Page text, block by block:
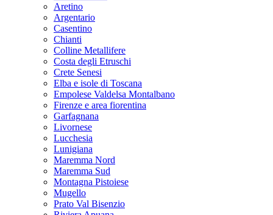
Aretino
Argentario
Casentino
Chianti
Colline Metallifere
Costa degli Etruschi
Crete Senesi
Elba e isole di Toscana
Empolese Valdelsa Montalbano
Firenze e area fiorentina
Garfagnana
Livornese
Lucchesia
Lunigiana
Maremma Nord
Maremma Sud
Montagna Pistoiese
Mugello
Prato Val Bisenzio